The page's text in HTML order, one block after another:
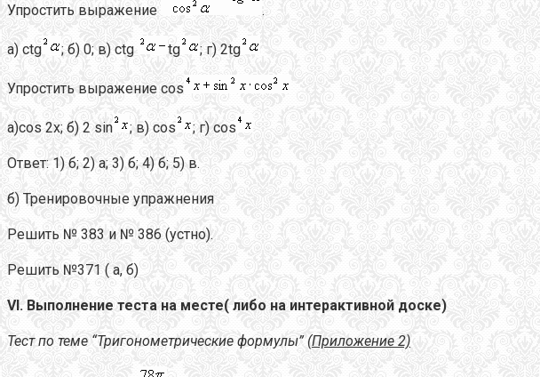
Упростить выражение .
а) ctg ; б) 0; в) ctg tg ; г) 2tg
Упростить выражение cos
а)cos 2x; б) 2 sin ; в) cos ; г) cos
Ответ: 1) б; 2) а; 3) б; 4) б; 5) в.
б) Тренировочные упражнения
Решить № 383 и № 386 (устно).
Решить №371 ( а, б)
VI. Выполнение теста на месте( либо на интерактивной доске)
Тест по теме “Тригонометрические формулы”(Приложение 2)